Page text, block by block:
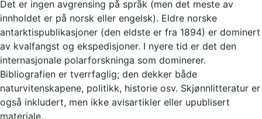
Det er ingen avgrensing på språk (men det meste av
innholdet er på norsk eller engelsk). Eldre norske
antarktispublikasjoner (den eldste er fra 1894) er dominert
av kvalfangst og ekspedisjoner. I nyere tid er det den
internasjonale polarforskninga som dominerer.
Bibliografien er tverrfaglig; den dekker både
naturvitenskapene, politikk, historie osv. Skjønnlitteratur er
også inkludert, men ikke avisartikler eller upublisert
materiale.